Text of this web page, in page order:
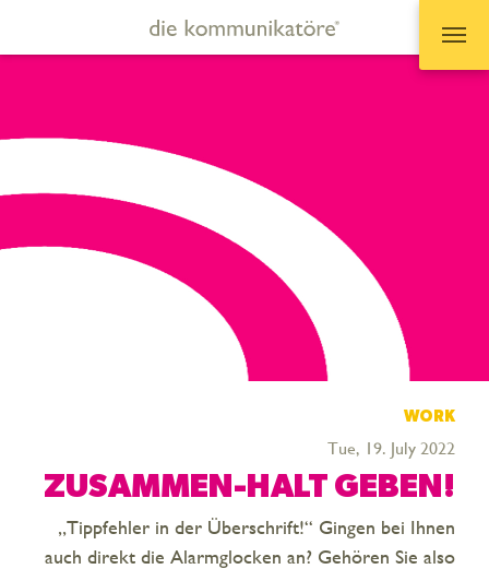
WORK
Tue, 19. July 2022
ZUSAMMEN-HALT GEBEN!
„Tippfehler in der Überschrift!“ Gingen bei Ihnen
auch direkt die Alarmglocken an? Gehören Sie also